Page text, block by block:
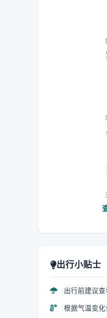
出行小贴士
出行前建议
根据气温变